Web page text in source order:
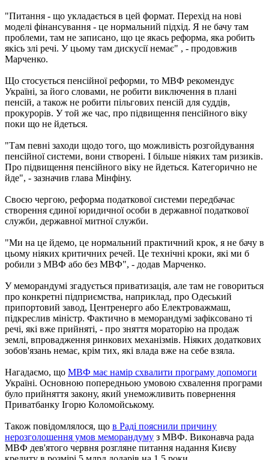
"Питання - що укладається в цей формат. Перехід на нові
моделі фінансування - це нормальний підхід. Я не бачу там
проблеми, там не записано, що це якась реформа, яка робить
якісь злі речі. У цьому там дискусії немає" , - продовжив
Марченко.
Що стосується пенсійної реформи, то МВФ рекомендує
Україні, за його словами, не робити виключення в плані
пенсій, а також не робити пільгових пенсій для суддів,
прокурорів. У той же час, про підвищення пенсійного віку
поки що не йдеться.
"Там певні заходи щодо того, що можливість розгойдування
пенсійної системи, вони створені. І більше ніяких там ризиків.
Про підвищення пенсійного віку не йдеться. Категорично не
йде", - зазначив глава Мінфіну.
Своєю чергою, реформа податкової системи передбачає
створення єдиної юридичної особи в державної податкової
служби, державної митної служби.
"Ми на це йдемо, це нормальний практичний крок, я не бачу в
цьому ніяких критичних речей. Це технічні кроки, які ми б
робили з МВФ або без МВФ", - додав Марченко.
У меморандумі згадується приватизація, але там не говориться
про конкретні підприємства, наприклад, про Одеський
припортовий завод, Центренерго або Електроважмаш,
підкреслив міністр. Фактично в меморандумі зафіксовано ті
речі, які вже прийняті, - про зняття мораторію на продаж
землі, впровадження ринкових механізмів. Ніяких додаткових
зобов'язань немає, крім тих, які влада вже на себе взяла.
Нагадаємо, що МВФ має намір схвалити програму допомоги
Україні. Основною попередньою умовою схвалення програми
було прийняття закону, який унеможливить повернення
Приватбанку Ігорю Коломойському.
Також повідомлялося, що в Раді пояснили причину
нерозголошення умов меморандуму з МВФ. Виконавча рада
МВФ дев'ятого червня розгляне питання надання Києву